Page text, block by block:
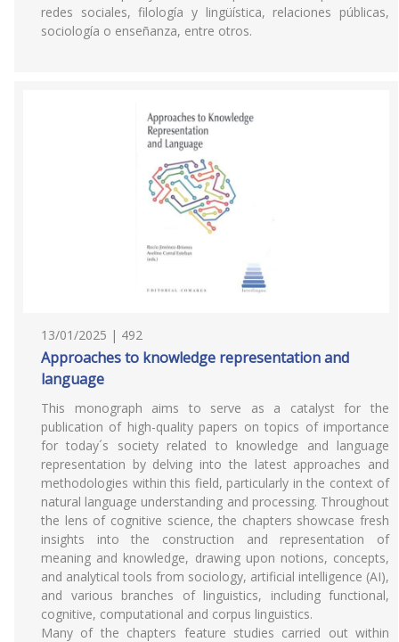
redes sociales, filología y lingüística, relaciones públicas,
sociología o enseñanza, entre otros.
13/01/2025 | 492
Approaches to knowledge representation and
language
This monograph aims to serve as a catalyst for the
publication of high-quality papers on topics of importance
for today´s society related to knowledge and language
representation by delving into the latest approaches and
methodologies within this field, particularly in the context of
natural language understanding and processing. Throughout
the lens of cognitive science, the chapters showcase fresh
insights into the construction and representation of
meaning and knowledge, drawing upon notions, concepts,
and analytical tools from sociology, artificial intelligence (AI),
and various branches of linguistics, including functional,
cognitive, computational and corpus linguistics.
Many of the chapters feature studies carried out within